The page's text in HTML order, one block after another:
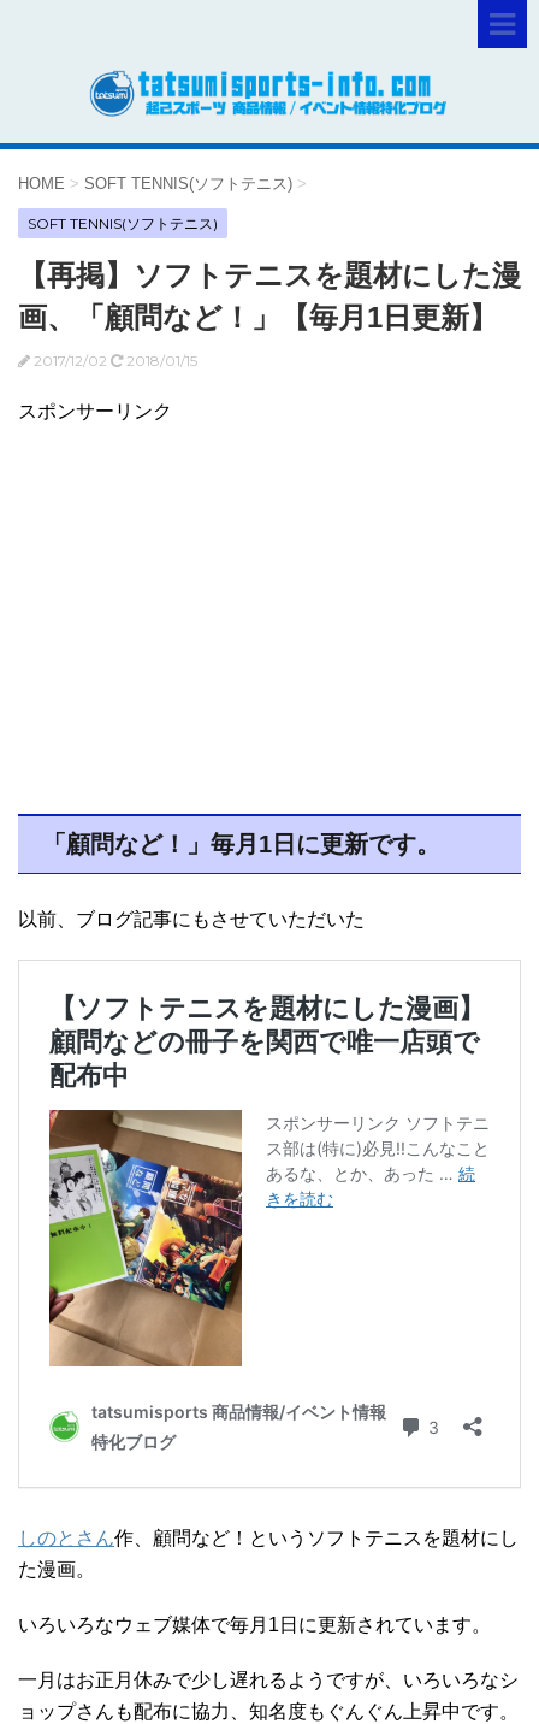
HOME > SOFT TENNIS(ソフトテニス) >
SOFT TENNIS(ソフトテニス)
【再掲】ソフトテニスを題材にした漫
画、「顧問など！」【毎月1日更新】
2017/12/02 2018/01/15
スポンサーリンク
「顧問など！」毎月1日に更新です。
以前、ブログ記事にもさせていただいた
しのとさん作、顧問など！というソフトテニスを題材にし
た漫画。
いろいろなウェブ媒体で毎月1日に更新されています。
一月はお正月休みで少し遅れるようですが、いろいろなシ
ョップさんも配布に協力、知名度もぐんぐん上昇中です。